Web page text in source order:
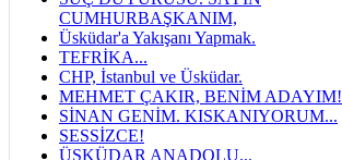
CUMHURBAŞKANIM,
Üsküdar'a Yakışanı Yapmak.
TEFRİKA...
CHP, İstanbul ve Üsküdar.
MEHMET ÇAKIR, BENİM ADAYIM!
SİNAN GENİM. KISKANIYORUM...
SESSİZCE!
ÜSKÜDAR ANADOLU...